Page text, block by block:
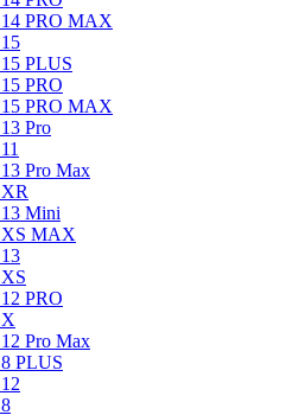
PRO MAX
PLUS
PRO
PRO MAX
Pro
Pro Max
Mini
MAX
PRO
Pro Max
PLUS